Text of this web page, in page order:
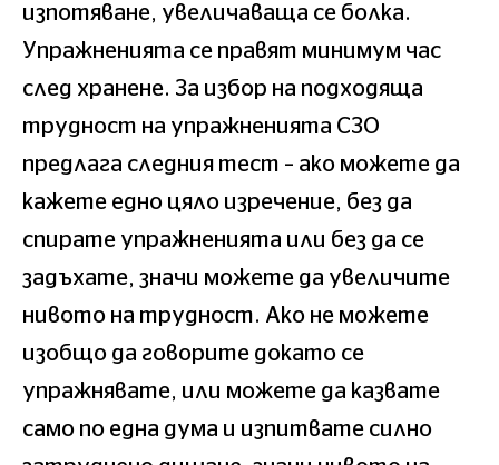
изпотяване, увеличаваща се болка.
Упражненията се правят минимум час
след хранене. За избор на подходяща
трудност на упражненията СЗО
предлага следния тест – ако можете да
кажете едно цяло изречение, без да
спирате упражненията или без да се
задъхате, значи можете да увеличите
нивото на трудност. Ако не можете
изобщо да говорите докато се
упражнявате, или можете да казвате
само по една дума и изпитвате силно